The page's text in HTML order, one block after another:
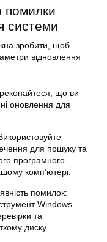
помилки
системи
зробити, щоб
відновлення
що ви
оновлення для
для пошуку та
програмного
комп’ютері.
помилок:
Windows
та
диску.